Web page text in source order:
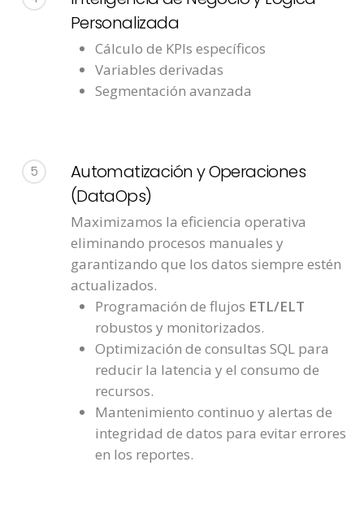
Personalizada
Cálculo de KPIs específicos
Variables derivadas
Segmentación avanzada
5
Automatización y Operaciones
(DataOps)
Maximizamos la eficiencia operativa
eliminando procesos manuales y
garantizando que los datos siempre estén
actualizados.
Programación de flujos ETL/ELT
robustos y monitorizados.
Optimización de consultas SQL para
reducir la latencia y el consumo de
recursos.
Mantenimiento continuo y alertas de
integridad de datos para evitar errores
en los reportes.